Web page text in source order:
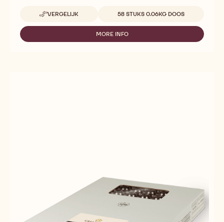
VERGELIJK
-
GALA
Beschikbare maten
58 STUKS 0.06KG DOOS
MORE INFO
-